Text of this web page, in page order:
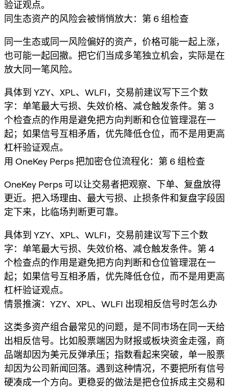
验证观点。
同生态资产的风险会被悄悄放大：第 6 组检查
同一生态或同一风险偏好的资产，价格可能一起上涨，
也可能一起回撤。把它们当成多笔独立机会，实际是在
放大同一笔风险。
具体到 YZY、XPL、WLFI，交易前建议写下三个数
字：单笔最大亏损、失效价格、减仓触发条件。第 3
个检查点的作用是避免把方向判断和仓位管理混在一
起；如果信号互相矛盾，优先降低仓位，而不是用更高
杠杆验证观点。
用 OneKey Perps 把加密仓位流程化：第 6 组检查
OneKey Perps 可以让交易者把观察、下单、复盘放得
更近。把入场理由、最大亏损、止损条件和复盘字段固
定下来，比临场判断更可靠。
具体到 YZY、XPL、WLFI，交易前建议写下三个数
字：单笔最大亏损、失效价格、减仓触发条件。第 4
个检查点的作用是避免把方向判断和仓位管理混在一
起；如果信号互相矛盾，优先降低仓位，而不是用更高
杠杆验证观点。
情景推演：YZY、XPL、WLFI 出现相反信号时怎么办
这类多资产组合最常见的问题，是不同市场在同一天给
出相反信号。比如股票端因为财报或板块资金走强，商
品端却因为美元反弹承压；指数看起来突破，单一股票
却因为公司新闻回落。遇到这种情况，不要把所有信号
硬凑成一个方向。更稳妥的做法是把仓位拆成主交易和